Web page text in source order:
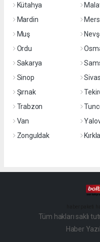
Kütahya
Mardin
Muş
Ordu
Sakarya
Sinop
Sivas
Şırnak
Trabzon
Van
Zonguldak
Tüm hakları saklı
Haber